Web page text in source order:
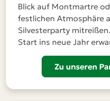
Blick auf Montmartre
festlichen Atmosphäre
Silvesterparty
Start ins neue Jahr
Zu unseren